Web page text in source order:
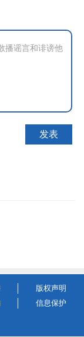
版权声明
信息保护